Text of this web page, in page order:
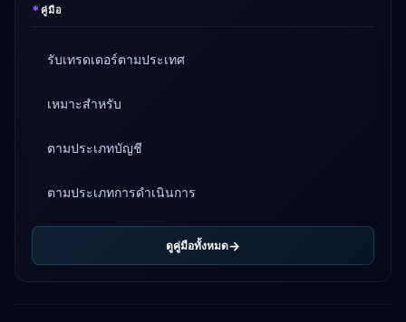
*คู่มือ
รับเทรดเดอร์ตามประเทศ
เหมาะสำหรับ
ตามประเภทบัญชี
ตามประเภทการดำเนินการ
ดูคู่มือทั้งหมด